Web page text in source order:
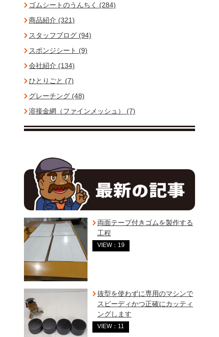
ゴムシートのうんちく (284)
商品紹介 (321)
スタッフブログ (94)
スポンジシート (9)
会社紹介 (134)
ひとりごと (7)
グレーチング (48)
溶接金網（ファインメッシュ） (7)
両面テープ付きゴムを製作する
工程
VIEW：19
抜型を使わずに専用のマシンで
スピーディかつ正確にカッティ
ングします
VIEW：11